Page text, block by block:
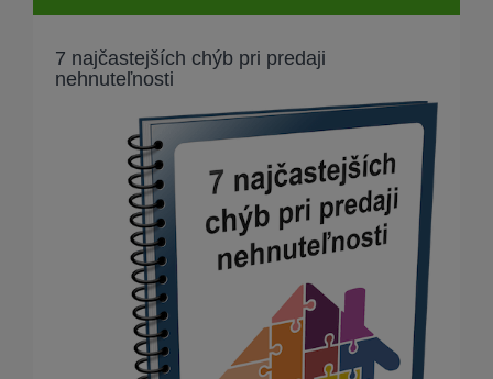
7 najčastejších chýb pri predaji
nehnuteľnosti